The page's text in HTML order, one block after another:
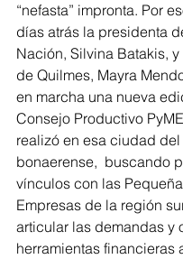
“nefasta” impronta. Por
días atrás la presidenta
Nación, Silvina Batakis,
de Quilmes, Mayra
en marcha una nueva
Consejo Productivo
realizó en esa ciudad
bonaerense,  buscando
vínculos con las
Empresas de la región
articular las demandas y
herramientas financieras